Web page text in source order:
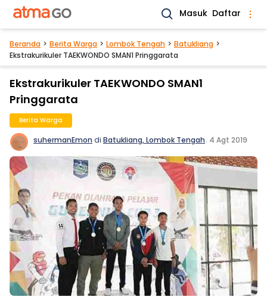
Masuk Daftar
Beranda Berita Warga Lombok Tengah
Batukliang
Ekstrakurikuler TAEKWONDO SMAN1 Pringgarata
Ekstrakurikuler TAEKWONDO SMAN1
Pringgarata
Berita Warga
suhermanEmon di Batukliang, Lombok Tengah. 4 Agt 2019